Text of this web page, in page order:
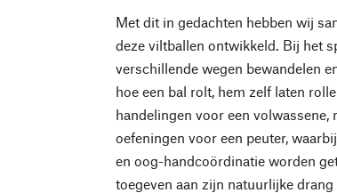
Met dit in gedachten hebben wij
deze viltballen ontwikkeld. Bij het
verschillende wegen bewandelen
hoe een bal rolt, hem zelf laten
handelingen voor een
oefeningen voor een peuter,
en oog-handcoördinatie worden
toegeven aan zijn natuurlijke